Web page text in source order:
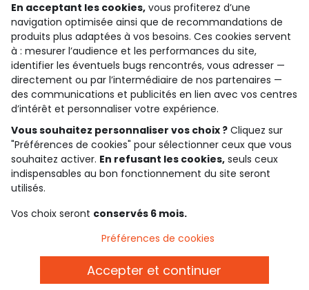
qui sommes-nous ?
besoin d'aide ?
le club fidélité
notre catalogue
Conditions générales de ventes et d'utilisation
Politique de confidentialité
Cookies et données personnelles
Paramètres des cookies
En acceptant les cookies, vous profiterez d’une
navigation optimisée ainsi que de recommandations de
produits plus adaptées à vos besoins. Ces cookies servent
à : mesurer l’audience et les performances du site,
identifier les éventuels bugs rencontrés, vous adresser —
directement ou par l’intermédiaire de nos partenaires —
des communications et publicités en lien avec vos centres
d’intérêt et personnaliser votre expérience.
Vous souhaitez personnaliser vos choix ? Cliquez sur
"Préférences de cookies" pour sélectionner ceux que vous
souhaitez activer. En refusant les cookies, seuls ceux
indispensables au bon fonctionnement du site seront
utilisés.
Vos choix seront conservés 6 mois.
Préférences de cookies
Accepter et continuer